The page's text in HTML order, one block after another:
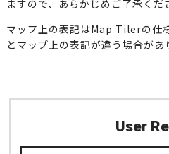
ますので、あらかじめご了承くだ
マップ上の表記はMap Tilerの仕
とマップ上の表記が違う場合があ
User